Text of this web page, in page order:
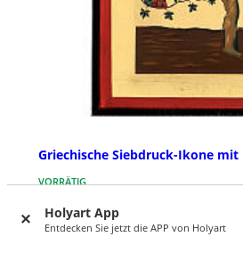
Holyart App
Entdecken Sie jetzt die APP von Holyart
Griechische Siebdruck-Ikone mit
VORRÄTIG
€ 70,00